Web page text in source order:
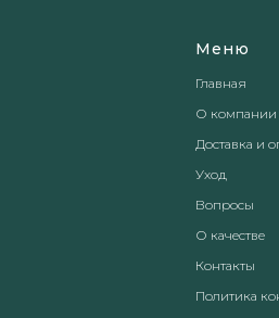
Меню
Главная
О компании
Доставка и
Уход
Вопросы
О качестве
Контакты
Политика